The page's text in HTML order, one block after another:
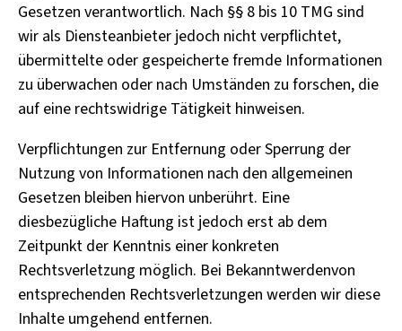
Gesetzen verantwortlich. Nach §§ 8 bis 10 TMG sind
wir als Diensteanbieter jedoch nicht verpflichtet,
übermittelte oder gespeicherte fremde Informationen
zu überwachen oder nach Umständen zu forschen, die
auf eine rechtswidrige Tätigkeit hinweisen.
Verpflichtungen zur Entfernung oder Sperrung der
Nutzung von Informationen nach den allgemeinen
Gesetzen bleiben hiervon unberührt. Eine
diesbezügliche Haftung ist jedoch erst ab dem
Zeitpunkt der Kenntnis einer konkreten
Rechtsverletzung möglich. Bei Bekanntwerdenvon
entsprechenden Rechtsverletzungen werden wir diese
Inhalte umgehend entfernen.